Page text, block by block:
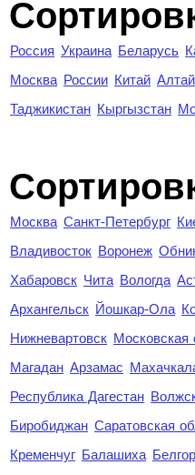
Россия Украина Беларусь
Москва России Китай
Таджикистан Кыргызстан
Москва Санкт-Петербург
Владивосток Воронеж
Хабаровск Чита Вологда
Архангельск Йошкар-Ола
Нижневартовск Московская
Магадан Арзамас
Республика Дагестан
Биробиджан Саратовская
Кременчуг Балашиха